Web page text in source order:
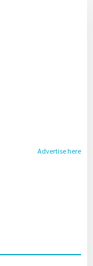
Advertise here